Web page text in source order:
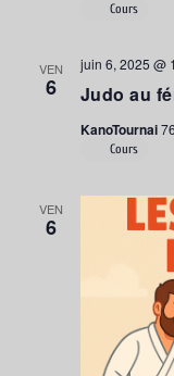
Cours
VEN
6 Judo au
juin 6, 2025 @
KanoTournai
Cours
VEN
6